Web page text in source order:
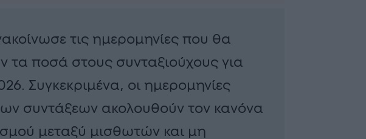
τις ημερομηνίες που θα
τα ποσά στους συνταξιούχους για
Συγκεκριμένα, οι ημερομηνίες
συντάξεων ακολουθούν τον κανόνα
μεταξύ μισθωτών και μη